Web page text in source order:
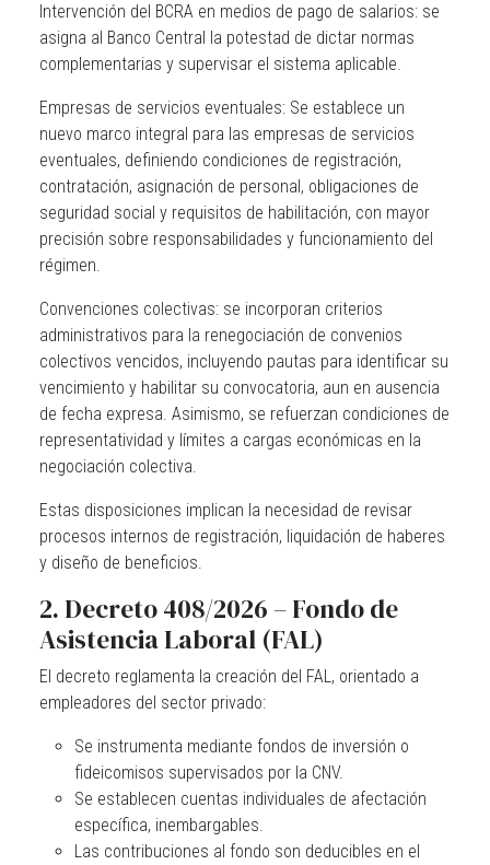
Intervención del BCRA en medios de pago de salarios: se
asigna al Banco Central la potestad de dictar normas
complementarias y supervisar el sistema aplicable.
Empresas de servicios eventuales: Se establece un
nuevo marco integral para las empresas de servicios
eventuales, definiendo condiciones de registración,
contratación, asignación de personal, obligaciones de
seguridad social y requisitos de habilitación, con mayor
precisión sobre responsabilidades y funcionamiento del
régimen.
Convenciones colectivas: se incorporan criterios
administrativos para la renegociación de convenios
colectivos vencidos, incluyendo pautas para identificar su
vencimiento y habilitar su convocatoria, aun en ausencia
de fecha expresa. Asimismo, se refuerzan condiciones de
representatividad y límites a cargas económicas en la
negociación colectiva.
Estas disposiciones implican la necesidad de revisar
procesos internos de registración, liquidación de haberes
y diseño de beneficios.
2. Decreto 408/2026 – Fondo de
Asistencia Laboral (FAL)
El decreto reglamenta la creación del FAL, orientado a
empleadores del sector privado:
Se instrumenta mediante fondos de inversión o
fideicomisos supervisados por la CNV.
Se establecen cuentas individuales de afectación
específica, inembargables.
Las contribuciones al fondo son deducibles en el